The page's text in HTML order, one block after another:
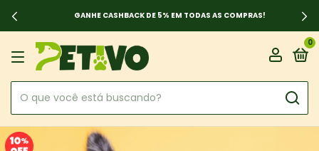
GANHE CASHBACK DE 5% EM TODAS AS COMPRAS!
0